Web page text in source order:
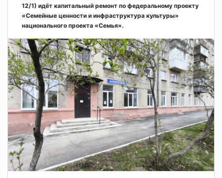
12/1) идёт капитальный ремонт по федеральному проекту
«Семейные ценности и инфраструктура культуры»
национального проекта «Семья».